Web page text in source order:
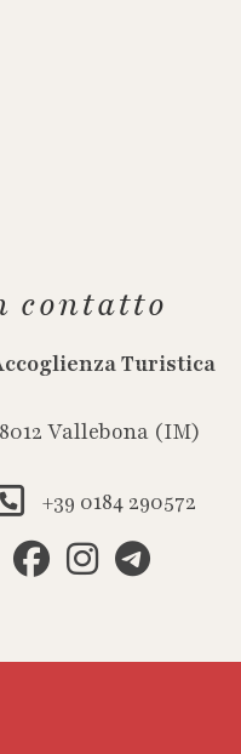
contatto
Turistica
Vallebona (IM)
+39 0184 290572